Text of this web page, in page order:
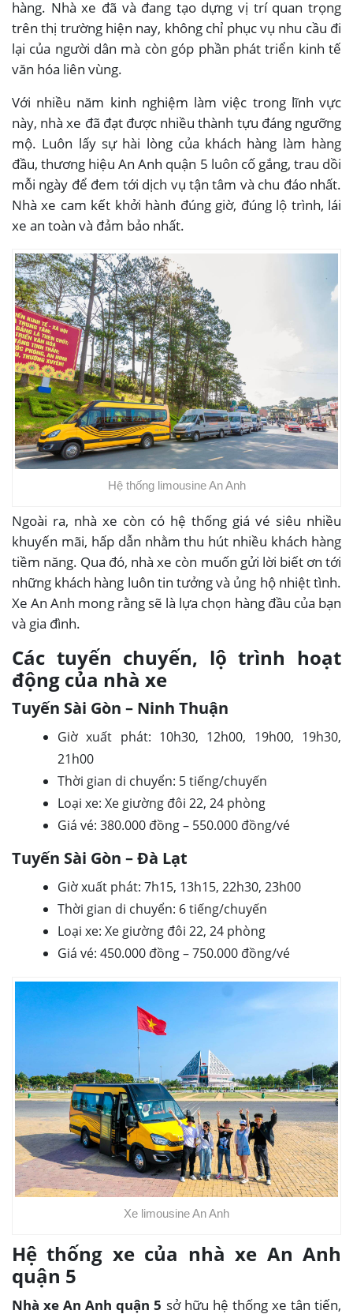
hàng. Nhà xe đã và đang tạo dựng vị trí quan trọng
trên thị trường hiện nay, không chỉ phục vụ nhu cầu đi
lại của người dân mà còn góp phần phát triển kinh tế
văn hóa liên vùng.
Với nhiều năm kinh nghiệm làm việc trong lĩnh vực
này, nhà xe đã đạt được nhiều thành tựu đáng ngưỡng
mộ. Luôn lấy sự hài lòng của khách hàng làm hàng
đầu, thương hiệu An Anh quận 5 luôn cố gắng, trau dồi
mỗi ngày để đem tới dịch vụ tận tâm và chu đáo nhất.
Nhà xe cam kết khởi hành đúng giờ, đúng lộ trình, lái
xe an toàn và đảm bảo nhất.
Hệ thống limousine An Anh
Ngoài ra, nhà xe còn có hệ thống giá vé siêu nhiều
khuyến mãi, hấp dẫn nhằm thu hút nhiều khách hàng
tiềm năng. Qua đó, nhà xe còn muốn gửi lời biết ơn tới
những khách hàng luôn tin tưởng và ủng hộ nhiệt tình.
Xe An Anh mong rằng sẽ là lựa chọn hàng đầu của bạn
và gia đình.
Các tuyến chuyến, lộ trình hoạt
động của nhà xe
Tuyến Sài Gòn – Ninh Thuận
Giờ xuất phát: 10h30, 12h00, 19h00, 19h30,
21h00
Thời gian di chuyển: 5 tiếng/chuyến
Loại xe: Xe giường đôi 22, 24 phòng
Giá vé: 380.000 đồng – 550.000 đồng/vé
Tuyến Sài Gòn – Đà Lạt
Giờ xuất phát: 7h15, 13h15, 22h30, 23h00
Thời gian di chuyển: 6 tiếng/chuyến
Loại xe: Xe giường đôi 22, 24 phòng
Giá vé: 450.000 đồng – 750.000 đồng/vé
Xe limousine An Anh
Hệ thống xe của nhà xe An Anh
quận 5
Nhà xe An Anh quận 5 sở hữu hệ thống xe tân tiến,